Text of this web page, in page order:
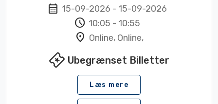
calendar_month 15-09-2026 - 15-09-2026
schedule 10:05 - 10:55
location_on Online, Online,
local_activityUbegrænset Billetter
Læs mere